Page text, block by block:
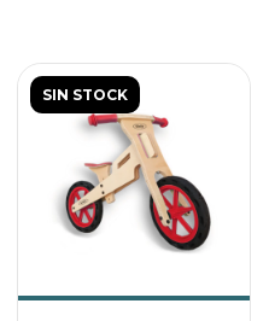
SIN STOCK